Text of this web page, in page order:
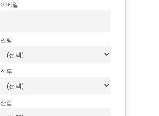
이메일
연령
직무
산업